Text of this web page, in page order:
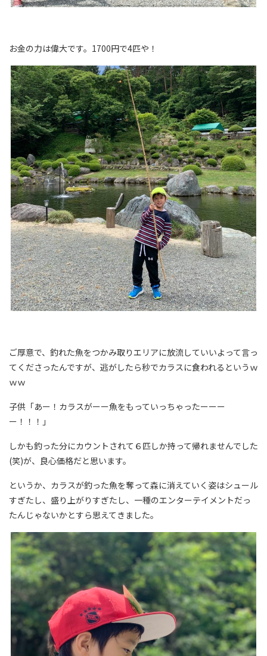
お金の力は偉大です。1700円で4匹や！
ご厚意で、釣れた魚をつかみ取りエリアに放流していいよって言っ
てくださったんですが、逃がしたら秒でカラスに食われるというｗ
ｗｗ
子供「あー！カラスがーー魚をもっていっちゃったーーー
ー！！！」
しかも釣った分にカウントされて６匹しか持って帰れませんでした
(笑)が、良心価格だと思います。
というか、カラスが釣った魚を奪って森に消えていく姿はシュール
すぎたし、盛り上がりすぎたし、一種のエンターテイメントだっ
たんじゃないかとすら思えてきました。